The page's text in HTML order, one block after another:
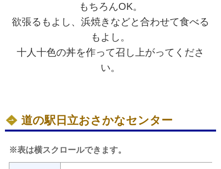
もちろんOK。
欲張るもよし、浜焼きなどと合わせて食べる
もよし。
十人十色の丼を作って召し上がってくださ
い。
道の駅日立おさかなセンター
※表は横スクロールできます。